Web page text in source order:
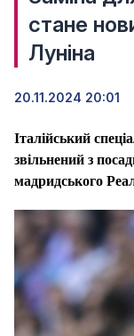
стане
Луніна
20.11.2024 20:01
Італійський
звільнений з
мадридського